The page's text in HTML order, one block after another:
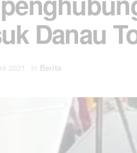
Danau
2021 in Berita